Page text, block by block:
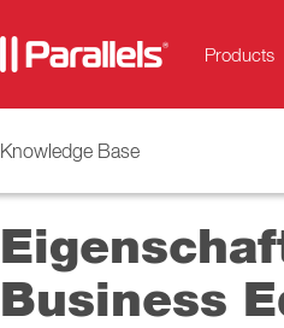
Products
Knowledge Base
Business